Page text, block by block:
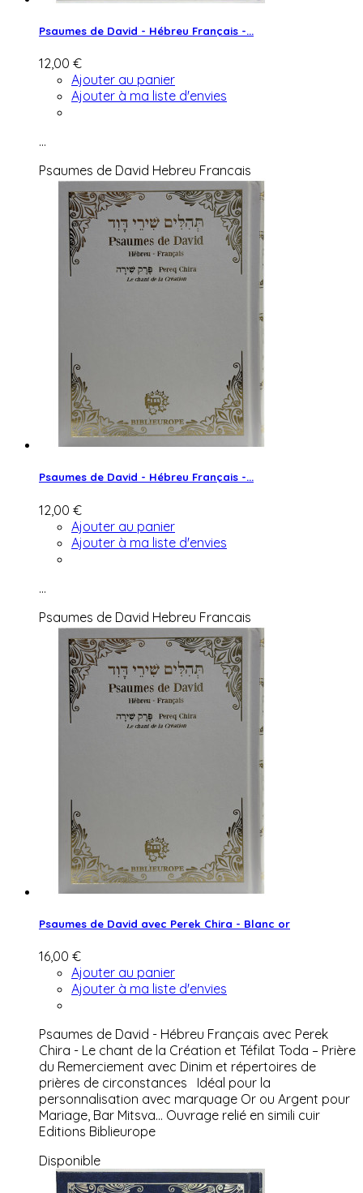
Psaumes de David - Hébreu Français -...
12,00 €
Ajouter au panier
Ajouter à ma liste d'envies
...
Psaumes de David Hebreu Francais
Psaumes de David - Hébreu Français -...
12,00 €
Ajouter au panier
Ajouter à ma liste d'envies
...
Psaumes de David Hebreu Francais
Psaumes de David avec Perek Chira - Blanc or
16,00 €
Ajouter au panier
Ajouter à ma liste d'envies
Psaumes de David - Hébreu Français avec Perek
Chira - Le chant de la Création et Téfilat Toda – Prière
du Remerciement avec Dinim et répertoires de
prières de circonstances Idéal pour la
personnalisation avec marquage Or ou Argent pour
Mariage, Bar Mitsva... Ouvrage relié en simili cuir
Editions Biblieurope
Disponible